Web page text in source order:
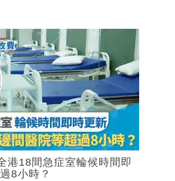
港18間急症室輪候時間即
8小時？